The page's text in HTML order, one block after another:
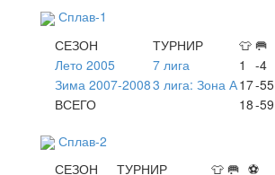
Сплав-1
СЕЗОН
ТУРНИР 👕 🥅
Лето 2005
7 лига 1 -4
Зима 2007-20083 лига: Зона А17-55
ВСЕГО
18-59
Сплав-2
СЕЗОН
ТУРНИР 👕 🥅 ⚽